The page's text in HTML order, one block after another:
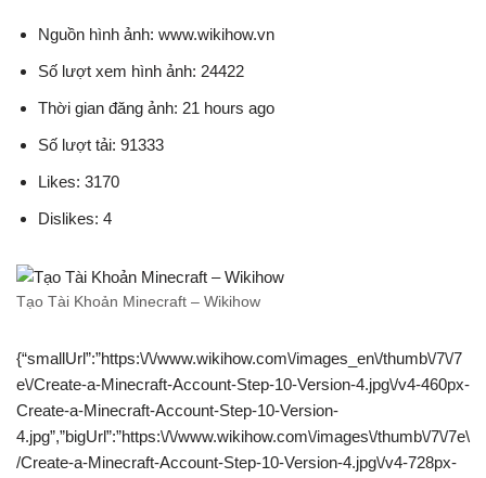
Nguồn hình ảnh: www.wikihow.vn
Số lượt xem hình ảnh: 24422
Thời gian đăng ảnh: 21 hours ago
Số lượt tải: 91333
Likes: 3170
Dislikes: 4
Tạo Tài Khoản Minecraft – Wikihow
{“smallUrl”:”https:\/\/www.wikihow.com\/images_en\/thumb\/7\/7
e\/Create-a-Minecraft-Account-Step-10-Version-4.jpg\/v4-460px-
Create-a-Minecraft-Account-Step-10-Version-
4.jpg”,”bigUrl”:”https:\/\/www.wikihow.com\/images\/thumb\/7\/7e\
/Create-a-Minecraft-Account-Step-10-Version-4.jpg\/v4-728px-